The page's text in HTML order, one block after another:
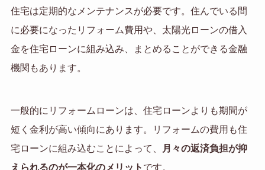
住宅は定期的なメンテナンスが必要です。住んでいる間
に必要になったリフォーム費用や、太陽光ローンの借入
金を住宅ローンに組み込み、まとめることができる金融
機関もあります。
一般的にリフォームローンは、住宅ローンよりも期間が
短く金利が高い傾向にあります。リフォームの費用も住
宅ローンに組み込むことによって、
月々の返済負担が抑
えられるのが一本化のメリット です。